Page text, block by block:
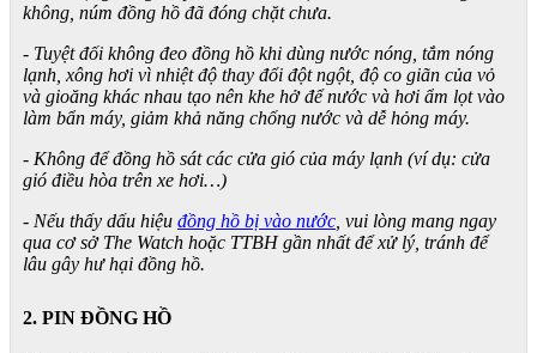
không, núm đồng hồ đã đóng chặt chưa.
- Tuyệt đối không đeo đồng hồ khi dùng nước nóng, tắm nóng
lạnh, xông hơi vì nhiệt độ thay đổi đột ngột, độ co giãn của vỏ
và gioăng khác nhau tạo nên khe hở để nước và hơi ẩm lọt vào
làm bẩn máy, giảm khả năng chống nước và dễ hỏng máy.
- Không để đồng hồ sát các cửa gió của máy lạnh (ví dụ: cửa
gió điều hòa trên xe hơi…)
- Nếu thấy dấu hiệu đồng hồ bị vào nước , vui lòng mang ngay
qua cơ sở The Watch hoặc TTBH gần nhất để xử lý, tránh để
lâu gây hư hại đồng hồ.
2. PIN ĐỒNG HỒ